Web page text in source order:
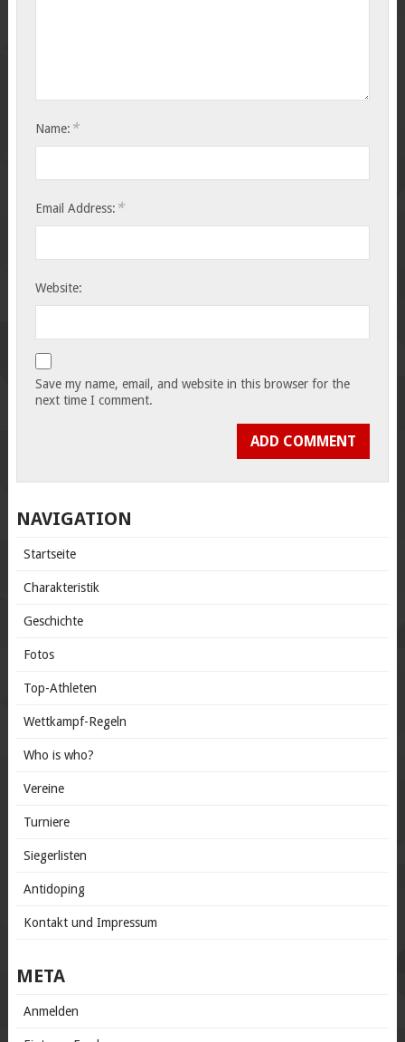
Name: *
Email Address: *
Website:
Save my name, email, and website in this browser for the
next time I comment.
NAVIGATION
Startseite
Charakteristik
Geschichte
Fotos
Top-Athleten
Wettkampf-Regeln
Who is who?
Vereine
Turniere
Siegerlisten
Antidoping
Kontakt und Impressum
META
Anmelden